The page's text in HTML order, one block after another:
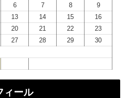
6 7 8
9
13 14 15
16
20 21 22
23
27 28 29
30
ィール